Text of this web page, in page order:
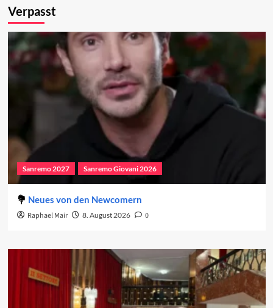
Verpasst
Sanremo 2027 Sanremo Giovani 2026
Neues von den Newcomern
Raphael Mair 8. August 2026 0